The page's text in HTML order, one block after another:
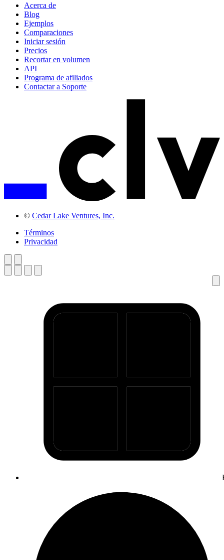
Acerca de
Blog
Ejemplos
Comparaciones
Iniciar sesión
Precios
Recortar en volumen
API
Programa de afiliados
Contactar a Soporte
© Cedar Lake Ventures, Inc.
Términos
Privacidad